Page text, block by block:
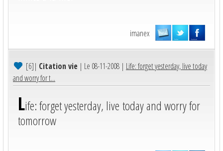
imanex
[6]| Citation vie | Le 08-11-2008 | Life: forget yesterday, live today
and worry for t...
Life: forget yesterday, live today and worry for
tomorrow